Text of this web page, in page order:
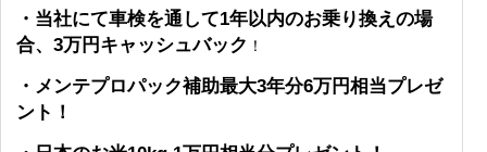
・当社にて車検を通して1年以内のお乗り換えの場
合、3万円キャッシュバック ！
・メンテプロパック補助最大3年分6万円相当プレゼ
ント！